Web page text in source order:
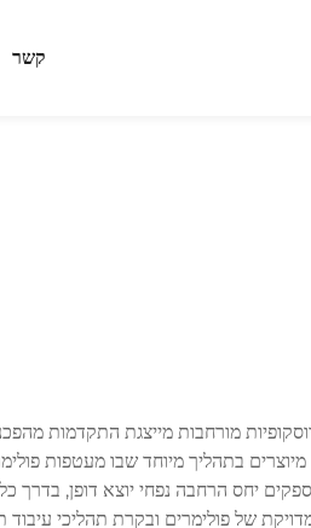
קשר
מורחבות מייצגת התקדמות
של פולימרים ובקרת תהליכי